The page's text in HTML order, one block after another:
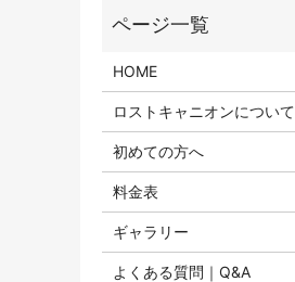
HOME
ロストキャニオンについて
初めての方へ
料金表
ギャラリー
よくある質問｜Q&A